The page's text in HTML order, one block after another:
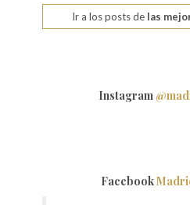
Ir a los posts delas
Instagram
Facebook